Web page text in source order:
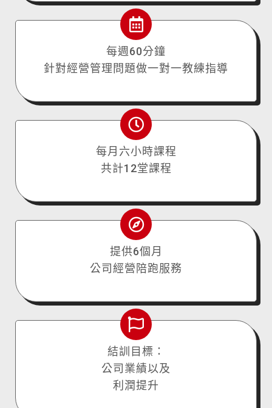
每週60分鐘
針對經營管理問題做一對一教練指導
每月六小時課程
共計12堂課程
提供6個月
公司經營陪跑服務
結訓目標：
公司業績以及
利潤提升